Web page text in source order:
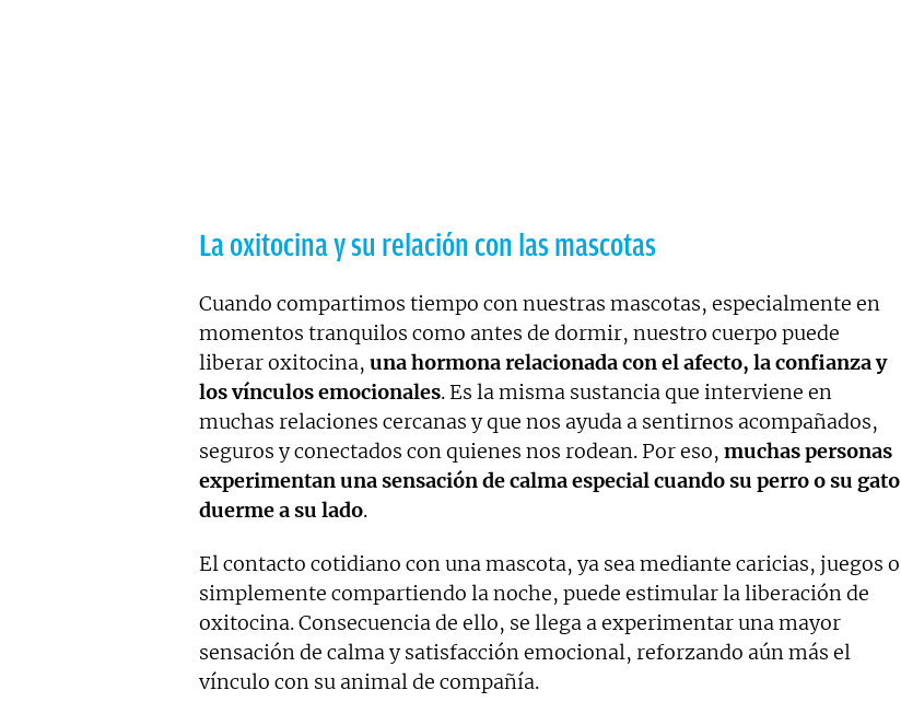
La oxitocina y su relación con las mascotas
Cuando compartimos tiempo con nuestras mascotas, especialmente en
momentos tranquilos como antes de dormir, nuestro cuerpo puede
liberar oxitocina, una hormona relacionada con el afecto, la confianza y
los vínculos emocionales. Es la misma sustancia que interviene en
muchas relaciones cercanas y que nos ayuda a sentirnos acompañados,
seguros y conectados con quienes nos rodean. Por eso, muchas personas
experimentan una sensación de calma especial cuando su perro o su gato
duerme a su lado.
El contacto cotidiano con una mascota, ya sea mediante caricias, juegos o
simplemente compartiendo la noche, puede estimular la liberación de
oxitocina. Consecuencia de ello, se llega a experimentar una mayor
sensación de calma y satisfacción emocional, reforzando aún más el
vínculo con su animal de compañía.